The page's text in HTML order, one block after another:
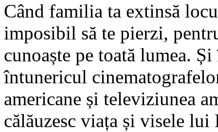
Când familia ta extinsă
imposibil să te pierzi,
cunoaște pe toată lumea.
întunericul
americane și televiziunea
călăuzesc viața și visele lui